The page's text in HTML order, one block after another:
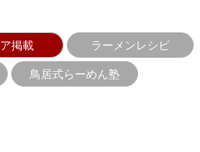
掲載 ラーメンレシピ
鳥居式らーめん塾